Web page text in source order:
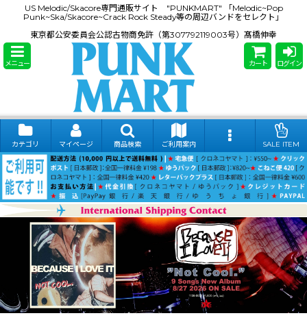
US Melodic/Skacore専門通販サイト "PUNKMART" 「Melodic~Pop
Punk~Ska/Skacore~Crack Rock Steady等の周辺バンドをセレクト」
東京都公安委員会公認古物商免許（第307792119003号）髙橋伸幸
メニュー カート ログイン
カテゴリ マイページ 商品検索 ご利用案内 SALE ITEM